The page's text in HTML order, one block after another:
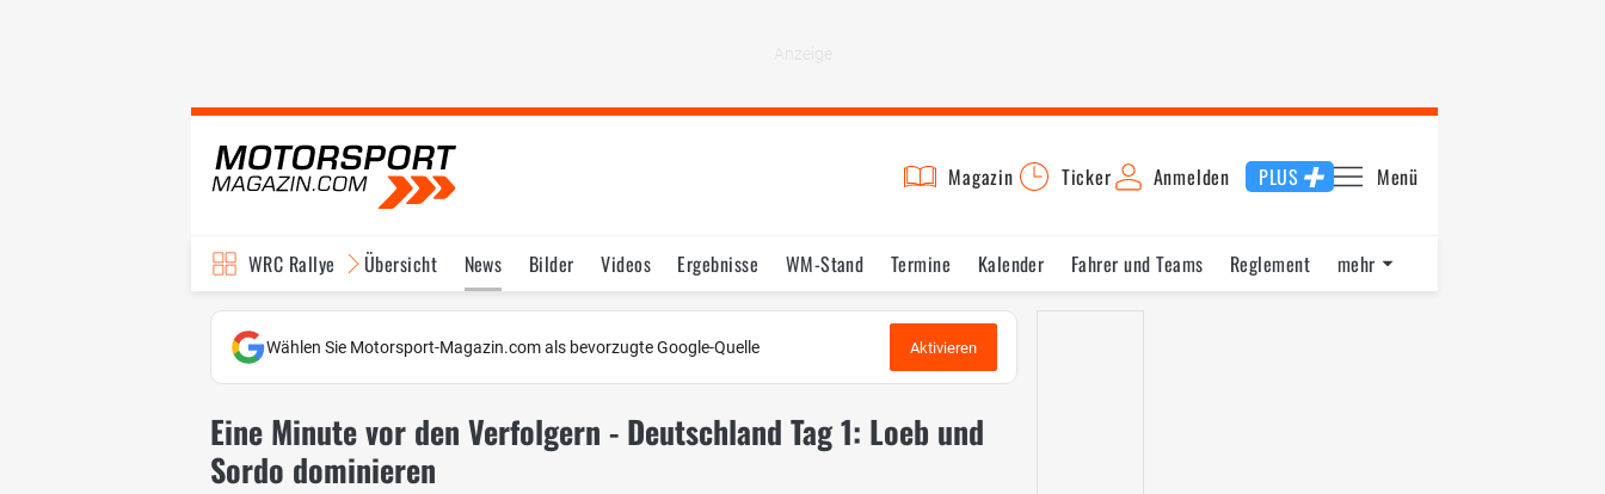
Magazin Ticker Anmelden PLUS Menü
WRC Rallye Übersicht News Bilder Videos Ergebnisse WM-Stand Termine Kalender Fahrer und Teams
Reglement
TV-Programm
mehr
Wählen Sie Motorsport-Magazin.com als bevorzugte Google-Quelle Aktivieren
Eine Minute vor den Verfolgern - Deutschland Tag 1: Loeb und
Sordo dominieren